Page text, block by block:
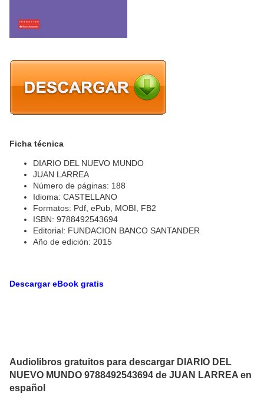
Ficha técnica
DIARIO DEL NUEVO MUNDO
JUAN LARREA
Número de páginas: 188
Idioma: CASTELLANO
Formatos: Pdf, ePub, MOBI, FB2
ISBN: 9788492543694
Editorial: FUNDACION BANCO SANTANDER
Año de edición: 2015
Descargar eBook gratis
Audiolibros gratuitos para descargar DIARIO DEL
NUEVO MUNDO 9788492543694 de JUAN LARREA en
español